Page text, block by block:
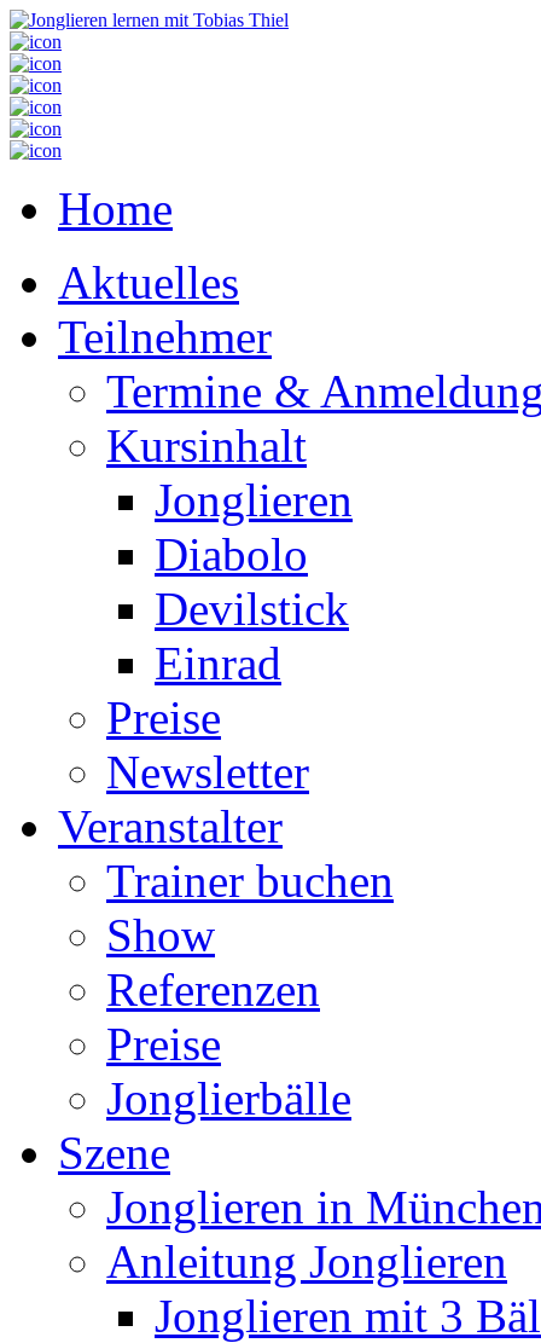
Home
Aktuelles
Teilnehmer
Termine &
Kursinhalt
Jonglieren
Diabolo
Devilstick
Einrad
Preise
Newsletter
Veranstalter
Trainer buchen
Show
Referenzen
Preise
Jonglierbälle
Szene
Jonglieren in
Anleitung Jonglieren
Jonglieren mit 3